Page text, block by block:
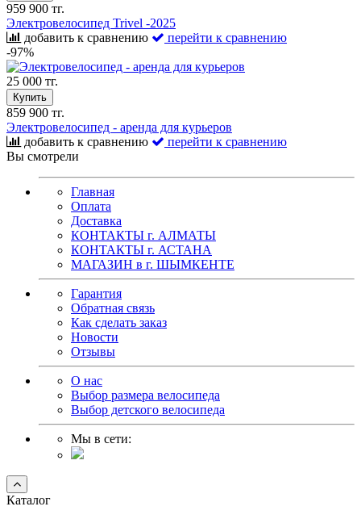
959 900 тг.
Электровелосипед Trivel -2025
добавить к сравнению
перейти к сравнению
-97%
25 000 тг.
Купить
859 900 тг.
Электровелосипед - аренда для курьеров
добавить к сравнению
перейти к сравнению
Вы смотрели
Главная
Оплата
Доставка
КОНТАКТЫ г. АЛМАТЫ
КОНТАКТЫ г. АСТАНА
МАГАЗИН в г. ШЫМКЕНТЕ
Гарантия
Обратная связь
Как сделать заказ
Новости
Отзывы
О нас
Выбор размера велосипеда
Выбор детского велосипеда
Мы в сети:
Каталог